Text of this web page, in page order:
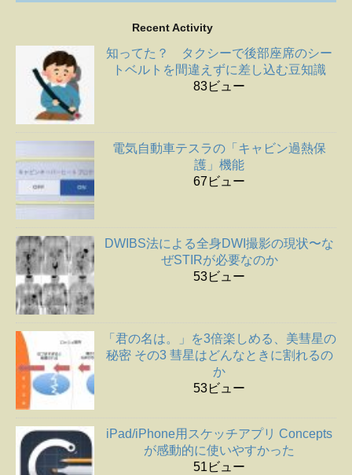
Recent Activity
知ってた？ タクシーで後部座席のシー
トベルトを間違えずに差し込む豆知識
83ビュー
電気自動車テスラの「キャビン過熱保
護」機能
67ビュー
DWIBS法による全身DWI撮影の現状〜な
ぜSTIRが必要なのか
53ビュー
「君の名は。」を3倍楽しめる、美彗星の
秘密 その3 彗星はどんなときに割れるの
か
53ビュー
iPad/iPhone用スケッチアプリ Concepts
が感動的に使いやすかった
51ビュー